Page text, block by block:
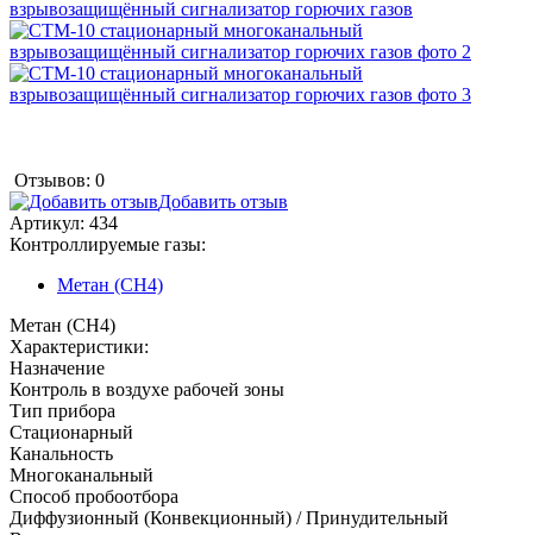
Отзывов: 0
Добавить отзыв
Артикул: 434
Контроллируемые газы:
Метан (CH4)
Метан (CH4)
Характеристики:
Назначение
Контроль в воздухе рабочей зоны
Тип прибора
Стационарный
Канальность
Многоканальный
Способ пробоотбора
Диффузионный (Конвекционный) / Принудительный